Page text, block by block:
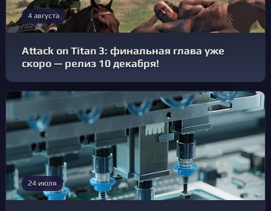
4 августа
Attack on Titan 3: финальная глава уже
скоро — релиз 10 декабря!
24 июля